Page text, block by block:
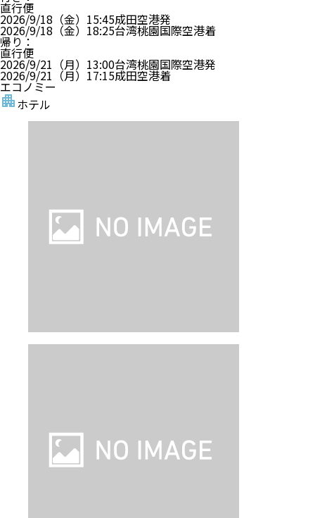
直行便
2026/9/18（金） 15:45成田空港発
2026/9/18（金） 18:25台湾桃園国際空港着
帰り ：
直行便
2026/9/21（月） 13:00台湾桃園国際空港発
2026/9/21（月） 17:15成田空港着
エコノミー
ホテル